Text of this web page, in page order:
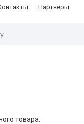
Партнёры
товара.